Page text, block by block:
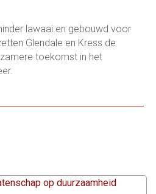
lawaai en gebouwd voor
Glendale en Kress de
toekomst in het